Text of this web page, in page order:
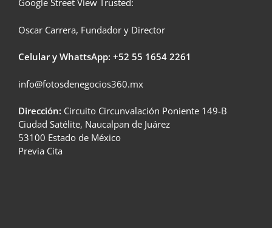
Google Street View Trusted:
Oscar Carrera, Fundador y Director
Celular y WhattsApp: +52 55 1654 2261
info@fotosdenegocios360.mx
Dirección: Circuito Circunvalación Poniente 149-B
Ciudad Satélite, Naucalpan de Juárez
53100 Estado de México
Previa Cita